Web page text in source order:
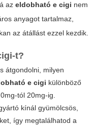
az eldobható e cigi nem
anyagot tartalmaz,
az átállást ezzel kezdik.
-t?
átgondolni, milyen
e cigi különböző
tól 20mg-ig.
kínál gyümölcsös,
így megtalálhatod a